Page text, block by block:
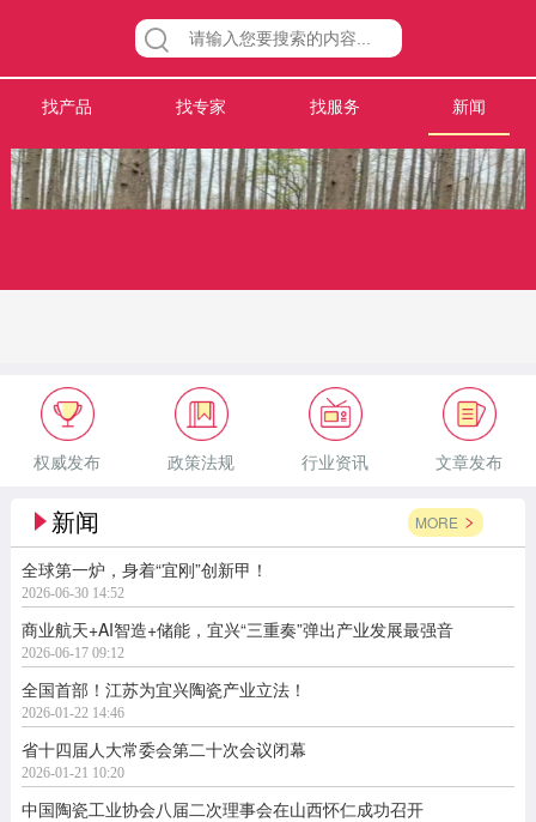
找产品 找专家 找服务 新闻
权威发布 政策法规 行业资讯 文章发布
新闻 MORE
全球第一炉，身着“宜刚”创新甲！
2026-06-30 14:52
商业航天+AI智造+储能，宜兴“三重奏”弹出产业发展最强音
2026-06-17 09:12
全国首部！江苏为宜兴陶瓷产业立法！
2026-01-22 14:46
省十四届人大常委会第二十次会议闭幕
2026-01-21 10:20
中国陶瓷工业协会八届二次理事会在山西怀仁成功召开